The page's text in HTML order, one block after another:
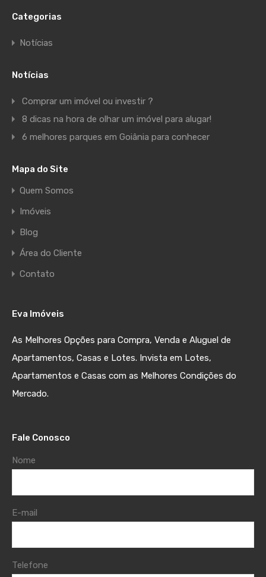
Categorias
Notícias
Notícias
Comprar um imóvel ou investir ?
8 dicas na hora de olhar um imóvel para alugar!
6 melhores parques em Goiânia para conhecer
Mapa do Site
Quem Somos
Imóveis
Blog
Área do Cliente
Contato
Eva Imóveis
As Melhores Opções para Compra, Venda e Aluguel de
Apartamentos, Casas e Lotes. Invista em Lotes,
Apartamentos e Casas com as Melhores Condições do
Mercado.
Fale Conosco
Nome
E-mail
Telefone